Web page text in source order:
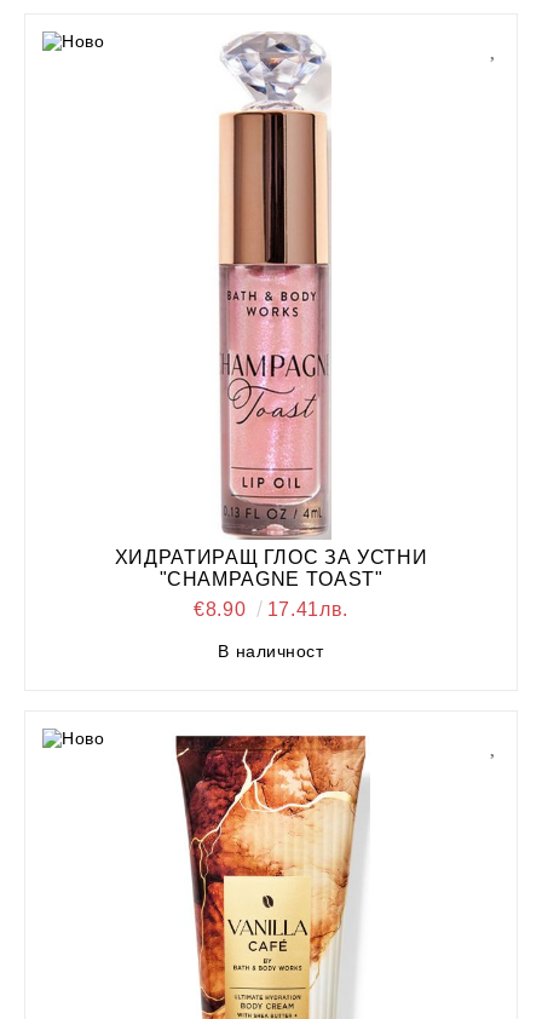
ХИДРАТИРАЩ ГЛОС ЗА УСТНИ
"CHAMPAGNE TOAST"
€8.90
17.41лв.
В наличност